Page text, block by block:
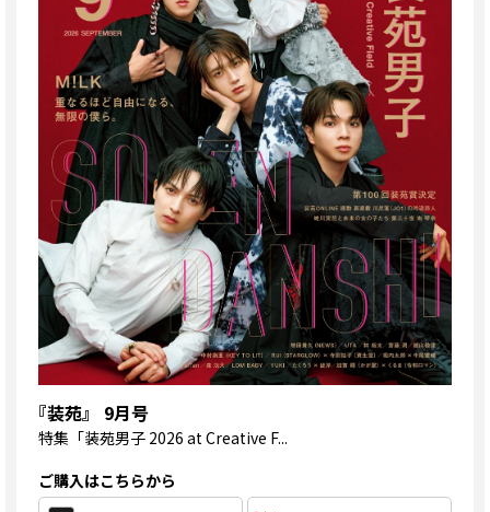
『装苑』 9月号
特集 「装苑男子 2026 at Creative F...
ご購入はこちらから